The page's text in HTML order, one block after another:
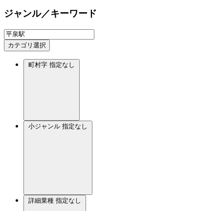
ジャンル／キーワード
カテゴリ選択
町村字 指定なし
小ジャンル 指定なし
詳細業種 指定なし